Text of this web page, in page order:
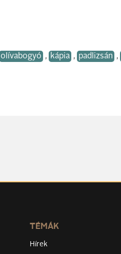
olívabogyó , kápia , padlizsán ,
TÉMÁK
Hírek